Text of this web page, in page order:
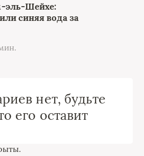
эль-Шейхе:
синяя вода за
нет, будьте
его оставит